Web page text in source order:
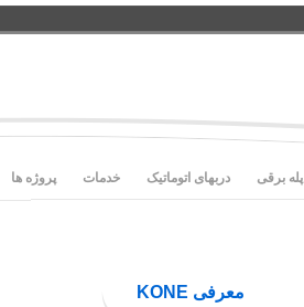
پله برقی دربهای اتوماتیک خدمات پروژه ها
معرفی KONE